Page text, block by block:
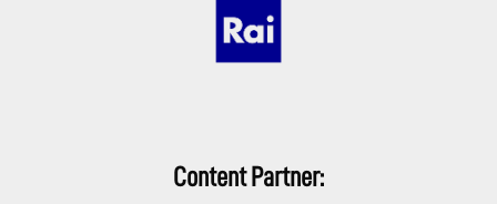
Content Partner: